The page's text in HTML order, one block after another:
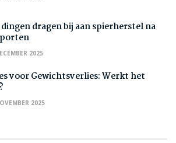
dingen dragen bij aan spierherstel na
2025
voor Gewichtsverlies: Werkt het
2025